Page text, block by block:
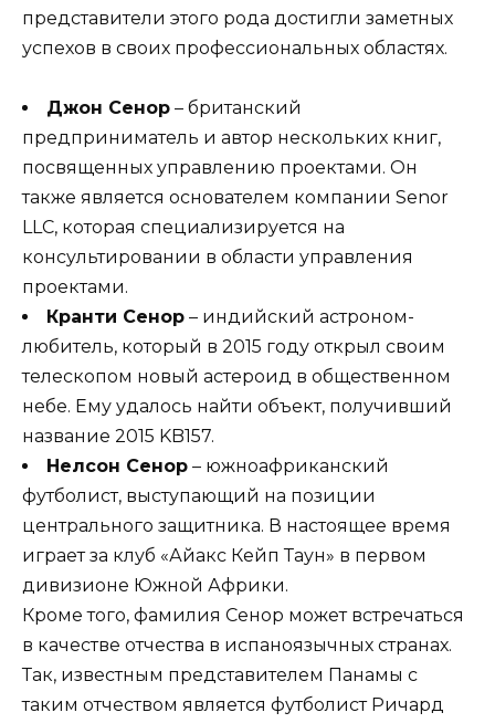
представители этого рода достигли заметных
успехов в своих профессиональных областях.
Джон Сенор – британский
предприниматель и автор нескольких книг,
посвященных управлению проектами. Он
также является основателем компании Senor
LLC, которая специализируется на
консультировании в области управления
проектами.
Кранти Сенор – индийский астроном-
любитель, который в 2015 году открыл своим
телескопом новый астероид в общественном
небе. Ему удалось найти объект, получивший
название 2015 KB157.
Нелсон Сенор – южноафриканский
футболист, выступающий на позиции
центрального защитника. В настоящее время
играет за клуб «Айакс Кейп Таун» в первом
дивизионе Южной Африки.
Кроме того, фамилия Сенор может встречаться
в качестве отчества в испаноязычных странах.
Так, известным представителем Панамы с
таким отчеством является футболист Ричард